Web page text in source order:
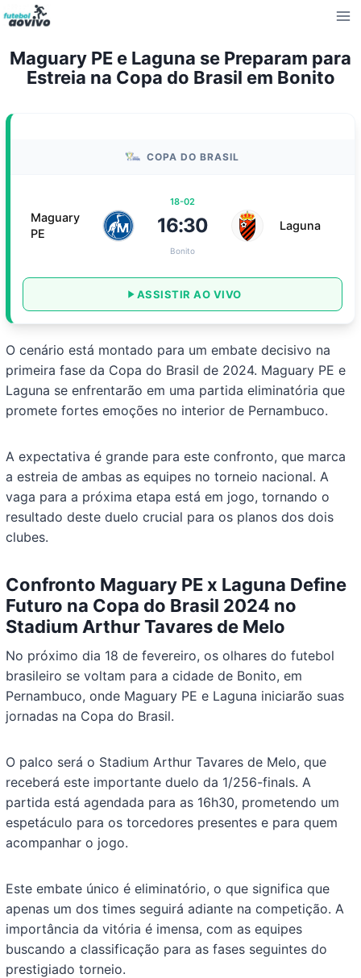
Pular
para
Conteúdo
Maguary PE e Laguna se Preparam para
Estreia na Copa do Brasil em Bonito
COPA DO BRASIL
Maguary
PE
18-02
16:30
Bonito
Laguna
ASSISTIR AO VIVO
O cenário está montado para um embate decisivo na
primeira fase da Copa do Brasil de 2024. Maguary PE e
Laguna se enfrentarão em uma partida eliminatória que
promete fortes emoções no interior de Pernambuco.
A expectativa é grande para este confronto, que marca
a estreia de ambas as equipes no torneio nacional. A
vaga para a próxima etapa está em jogo, tornando o
resultado deste duelo crucial para os planos dos dois
clubes.
Confronto Maguary PE x Laguna Define
Futuro na Copa do Brasil 2024 no
Stadium Arthur Tavares de Melo
No próximo dia 18 de fevereiro, os olhares do futebol
brasileiro se voltam para a cidade de Bonito, em
Pernambuco, onde Maguary PE e Laguna iniciarão suas
jornadas na Copa do Brasil.
O palco será o Stadium Arthur Tavares de Melo, que
receberá este importante duelo da 1/256-finals. A
partida está agendada para as 16h30, prometendo um
espetáculo para os torcedores presentes e para quem
acompanhar o jogo.
Este embate único é eliminatório, o que significa que
apenas um dos times seguirá adiante na competição. A
importância da vitória é imensa, com as equipes
buscando a classificação para as fases seguintes do
prestigiado torneio.